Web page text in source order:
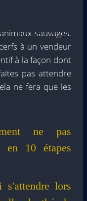
sauvages.
à un vendeur
à la façon dont
pas attendre
ne fera que les
ne pas
en 10 étapes
s'attendre lors